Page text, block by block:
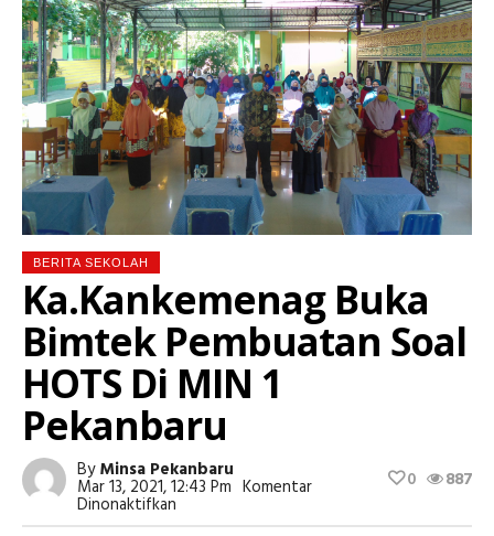
BERITA SEKOLAH
Ka.Kankemenag Buka
Bimtek Pembuatan Soal
HOTS Di MIN 1
Pekanbaru
ByMinsa Pekanbaru
Mar 13, 2021, 12:43 Pm Komentar
Dinonaktifkan
Ka.Kankemenag
887
0